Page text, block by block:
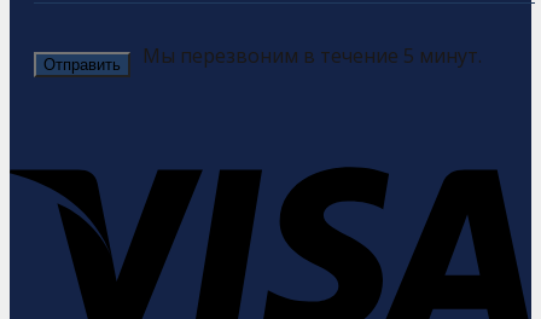
Мы перезвоним в течение 5 минут.